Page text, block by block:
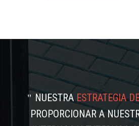
NUESTRAESTRATEGIA
PROPORCIONAR A